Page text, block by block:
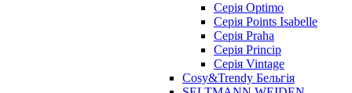
Серія Optimo
Серія Points Isabelle
Серія Praha
Серія Princip
Серія Vintage
Cosy&Trendy Бельгія